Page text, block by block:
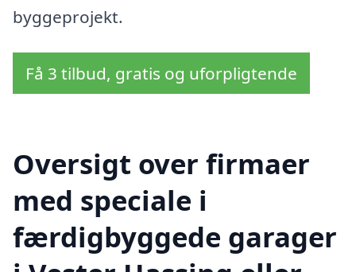
byggeprojekt.
Få 3 tilbud, gratis og uforpligtende
Oversigt over firmaer
med speciale i
færdigbyggede garager